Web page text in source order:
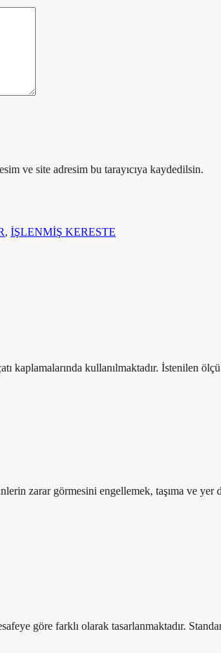
ve site adresim bu tarayıcıya kaydedilsin.
, İŞLENMİŞ KERESTE
kaplamalarında kullanılmaktadır. İstenilen
zarar görmesini engellemek, taşıma ve
göre farklı olarak tasarlanmaktadır.